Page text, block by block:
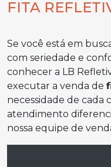
FITA
Se você está em
com seriedade e
conhecer a LB
executar a venda de
necessidade de cada
atendimento
nossa equipe de